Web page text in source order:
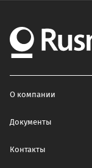
О компании
Документы
Контакты